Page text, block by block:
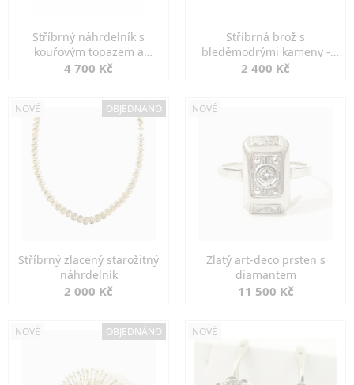
Stříbrný náhrdelník s
kouřovým topazem a
markazity
4 700 Kč
Stříbrná brož s
bleděmodrými kameny -
jemná elegance
2 400 Kč
NOVÉ OBJEDNÁNO
Stříbrný zlacený starožitný
náhrdelník
2 000 Kč
NOVÉ
Zlatý art-deco prsten s
diamantem
11 500 Kč
NOVÉ OBJEDNÁNO NOVÉ